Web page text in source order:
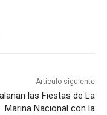
Artículo siguiente
las Fiestas de La
Marina Nacional con la